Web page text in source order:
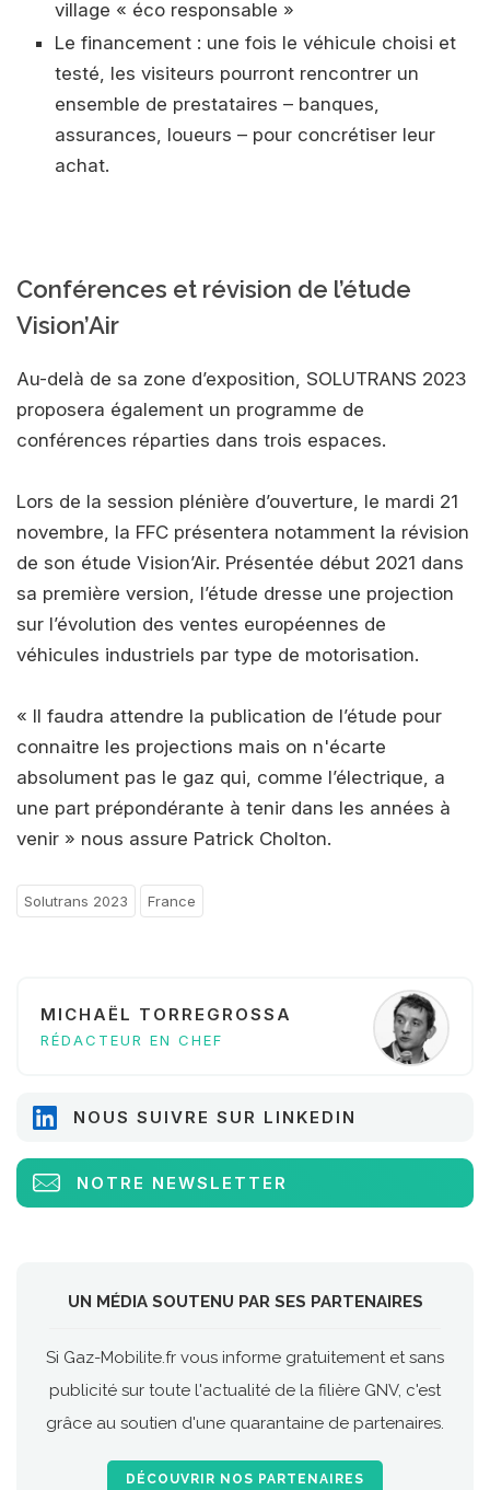
village « éco responsable »
Le financement : une fois le véhicule choisi et
testé, les visiteurs pourront rencontrer un
ensemble de prestataires – banques,
assurances, loueurs – pour concrétiser leur
achat.
Conférences et révision de l’étude
Vision’Air
Au-delà de sa zone d’exposition, SOLUTRANS 2023
proposera également un programme de
conférences réparties dans trois espaces.
Lors de la session plénière d’ouverture, le mardi 21
novembre, la FFC présentera notamment la révision
de son étude Vision’Air. Présentée début 2021 dans
sa première version, l’étude dresse une projection
sur l’évolution des ventes européennes de
véhicules industriels par type de motorisation.
« Il faudra attendre la publication de l’étude pour
connaitre les projections mais on n'écarte
absolument pas le gaz qui, comme l’électrique, a
une part prépondérante à tenir dans les années à
venir » nous assure Patrick Cholton.
Solutrans 2023 France
MICHAËL TORREGROSSA
RÉDACTEUR EN CHEF
NOUS SUIVRE SUR LINKEDIN
NOTRE NEWSLETTER
UN MÉDIA SOUTENU PAR SES PARTENAIRES
Si Gaz-Mobilite.fr vous informe gratuitement et sans
publicité sur toute l'actualité de la filière GNV, c'est
grâce au soutien d'une quarantaine de partenaires.
DÉCOUVRIR NOS PARTENAIRES